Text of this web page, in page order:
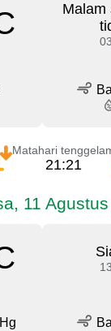
Malam
Matahari
21:21
11